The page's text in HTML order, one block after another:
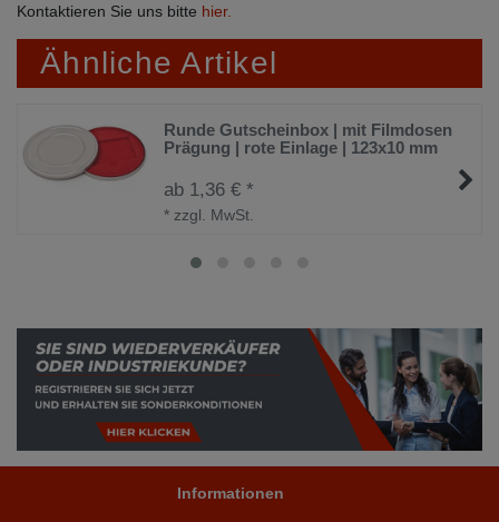
Kontaktieren Sie uns bitte hier.
Ähnliche Artikel
Runde Gutscheinbox | mit Filmdosen
Prägung | rote Einlage | 123x10 mm
ab 1,36 € *
* zzgl. MwSt.
Informationen